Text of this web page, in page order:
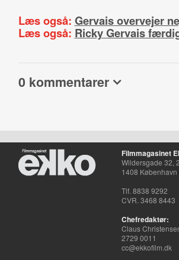
Læs også: Gervais overvejer
Læs også: Ricky Gervais
0 kommentarer
Filmmagasinet
Wildersgade 32,
1408 København
Tlf. 8838 9292
CVR. 3468 8443
Chefredaktør:
Claus
2729 0011
cc@ekkofilm.dk